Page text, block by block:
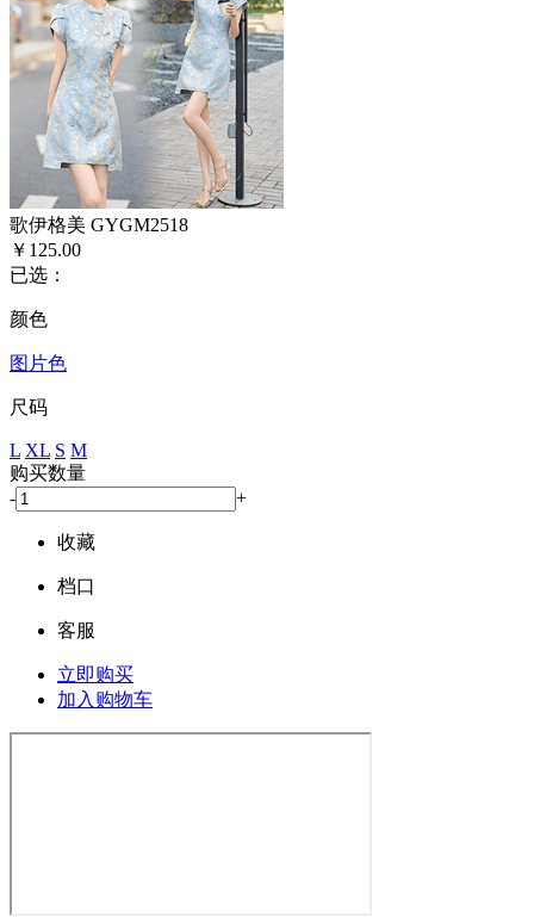
歌伊格美 GYGM2518
￥125.00
已选：
颜色
图片色
尺码
L XL S M
购买数量
-
+
收藏
档口
客服
立即购买
加入购物车